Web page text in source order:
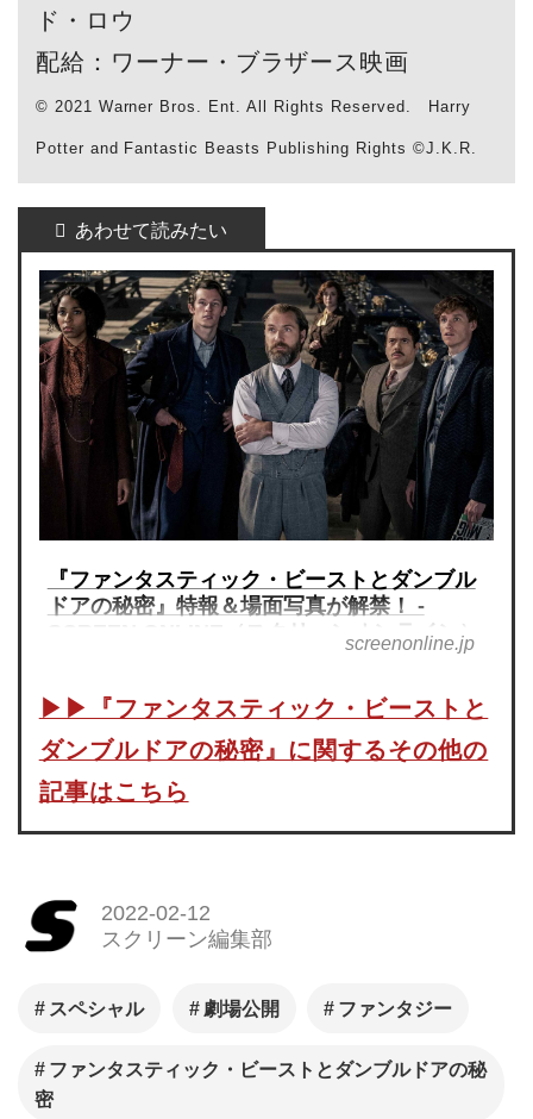
ド・ロウ
配給：ワーナー・ブラザース映画
© 2021 Warner Bros. Ent. All Rights Reserved. Harry
Potter and Fantastic Beasts Publishing Rights ©J.K.R.
『ファンタスティック・ビーストとダンブル
ドアの秘密』特報＆場面写真が解禁！ -
SCREEN ONLINE（スクリーンオンライン）
screenonline.jp
▶︎▶︎『ファンタスティック・ビーストと
ダンブルドアの秘密』に関するその他の
記事はこちら
2022-02-12
スクリーン編集部
スペシャル 劇場公開 ファンタジー
ファンタスティック・ビーストとダンブルドアの秘
密